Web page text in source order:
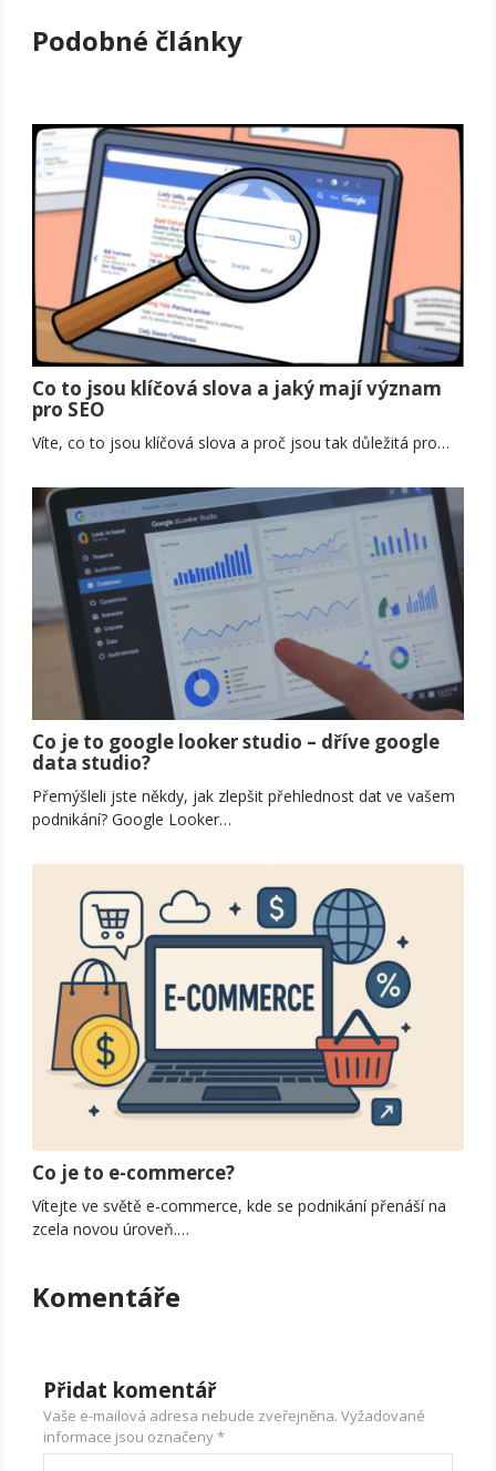
Podobné články
Co to jsou klíčová slova a jaký mají význam
pro SEO
Víte, co to jsou klíčová slova a proč jsou tak důležitá pro…
Co je to google looker studio – dříve google
data studio?
Přemýšleli jste někdy, jak zlepšit přehlednost dat ve vašem
podnikání? Google Looker…
Co je to e-commerce?
Vítejte ve světě e-commerce, kde se podnikání přenáší na
zcela novou úroveň.…
Komentáře
Přidat komentář
Vaše e-mailová adresa nebude zveřejněna. Vyžadované
informace jsou označeny*